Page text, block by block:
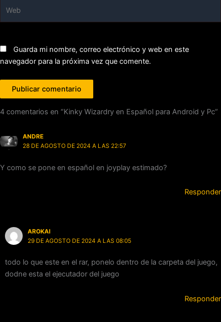
Guarda mi nombre, correo electrónico y web en este
navegador para la próxima vez que comente.
4 comentarios en “Kinky Wizardry en Español para Android y Pc”
ANDRE
28 DE AGOSTO DE 2024 A LAS 22:57
Y como se pone en español en joyplay estimado?
Responder
AROKAI
29 DE AGOSTO DE 2024 A LAS 08:05
todo lo que este en el rar, ponelo dentro de la carpeta del juego,
dodne esta el ejecutador del juego
Responder